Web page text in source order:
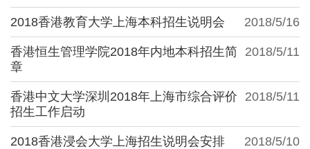
2018/5/16
2018香港教育大学上海本科招生说明会
2018/5/11
香港恒生管理学院2018年内地本科招生简
章
2018/5/11
香港中文大学深圳2018年上海市综合评价
招生工作启动
2018/5/10
2018香港浸会大学上海招生说明会安排